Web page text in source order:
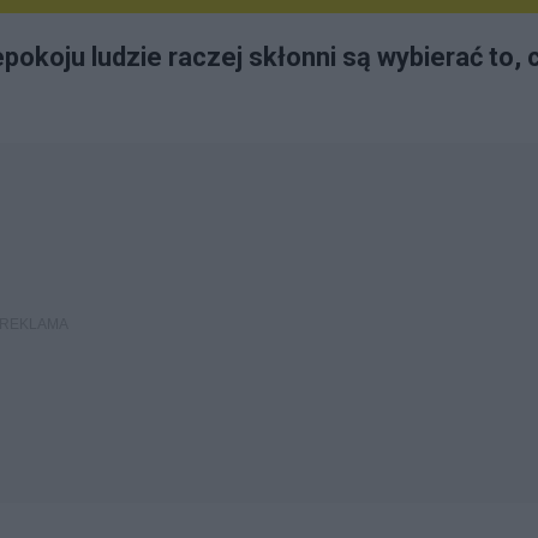
ludzie raczej skłonni są wybierać to,